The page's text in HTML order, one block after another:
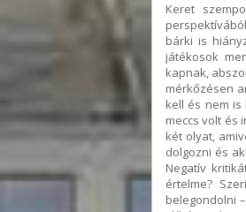
Keret
bárki is
játékosok
kapnak,
mérkőzésen
kell és nem
meccs volt és
két olyat,
dolgozni és
Negatív
értelme?
belegondolni